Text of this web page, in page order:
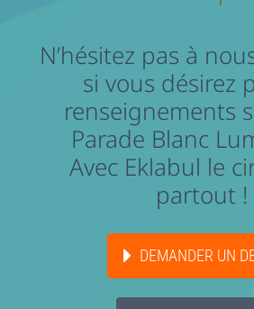
N’hésitez pas à
si vous désirez
renseignements
Parade Blanc
Avec Eklabul le
partout !
DEMANDER UN